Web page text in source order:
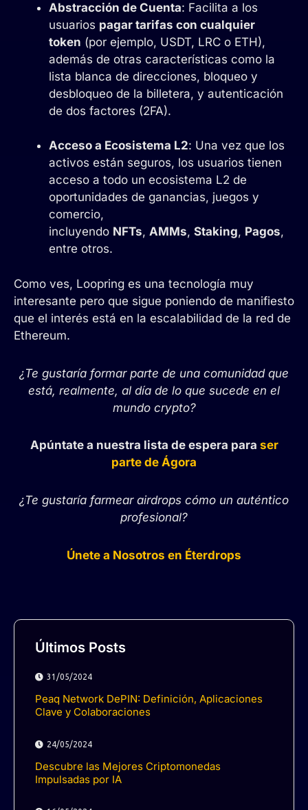
Abstracción de Cuenta: Facilita a los
usuarios pagar tarifas con cualquier
token (por ejemplo, USDT, LRC o ETH),
además de otras características como la
lista blanca de direcciones, bloqueo y
desbloqueo de la billetera, y autenticación
de dos factores (2FA).
Acceso a Ecosistema L2: Una vez que los
activos están seguros, los usuarios tienen
acceso a todo un ecosistema L2 de
oportunidades de ganancias, juegos y
comercio,
incluyendo NFTs, AMMs, Staking, Pagos,
entre otros.
Como ves, Loopring es una tecnología muy
interesante pero que sigue poniendo de manifiesto
que el interés está en la escalabilidad de la red de
Ethereum.
¿Te gustaría formar parte de una comunidad que
está, realmente, al día de lo que sucede en el
mundo crypto?
Apúntate a nuestra lista de espera para ser
parte de Ágora
¿Te gustaría farmear airdrops cómo un auténtico
profesional?
Únete a Nosotros en Éterdrops
Últimos Posts
31/05/2024
Peaq Network DePIN: Definición, Aplicaciones
Clave y Colaboraciones
24/05/2024
Descubre las Mejores Criptomonedas
Impulsadas por IA